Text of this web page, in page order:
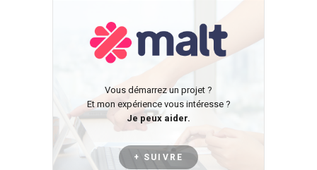
Vous démarrez un projet ?
Et mon expérience vous intéresse ?
Je peux aider.
+ SUIVRE